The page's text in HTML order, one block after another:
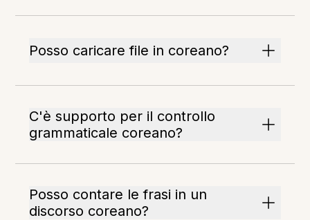
Posso caricare file in coreano?
C'è supporto per il controllo
grammaticale coreano?
Posso contare le frasi in un
discorso coreano?